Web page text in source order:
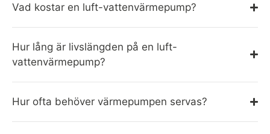
Vad kostar en luft-vattenvärmepump?
Hur lång är livslängden på en luft-
vattenvärmepump?
Hur ofta behöver värmepumpen servas?